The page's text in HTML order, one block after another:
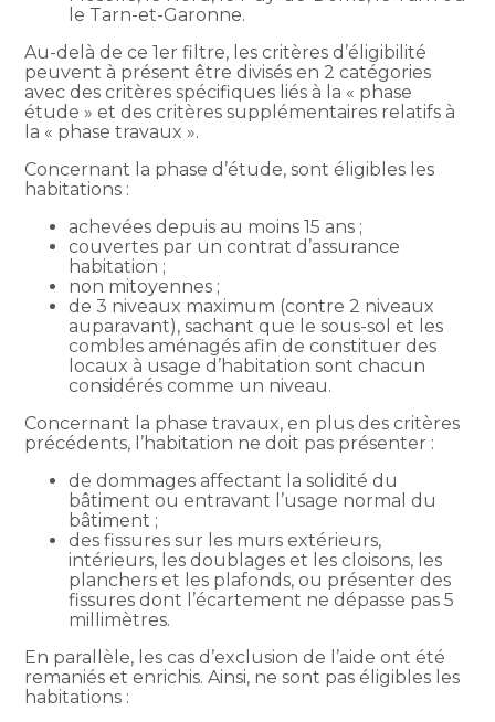
le Tarn-et-Garonne.
Au-delà de ce 1er filtre, les critères d’éligibilité
peuvent à présent être divisés en 2 catégories
avec des critères spécifiques liés à la « phase
étude » et des critères supplémentaires relatifs à
la « phase travaux ».
Concernant la phase d’étude, sont éligibles les
habitations :
achevées depuis au moins 15 ans ;
couvertes par un contrat d’assurance
habitation ;
non mitoyennes ;
de 3 niveaux maximum (contre 2 niveaux
auparavant), sachant que le sous-sol et les
combles aménagés afin de constituer des
locaux à usage d’habitation sont chacun
considérés comme un niveau.
Concernant la phase travaux, en plus des critères
précédents, l’habitation ne doit pas présenter :
de dommages affectant la solidité du
bâtiment ou entravant l’usage normal du
bâtiment ;
des fissures sur les murs extérieurs,
intérieurs, les doublages et les cloisons, les
planchers et les plafonds, ou présenter des
fissures dont l’écartement ne dépasse pas 5
millimètres.
En parallèle, les cas d’exclusion de l’aide ont été
remaniés et enrichis. Ainsi, ne sont pas éligibles les
habitations :